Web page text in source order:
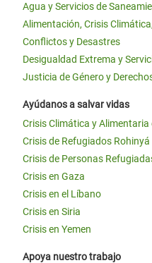
Agua y Servicios de
Alimentación, Crisis
Conflictos y Desastres
Desigualdad Extrema y
Justicia de Género y
Ayúdanos a salvar vidas
Crisis Climática y Alimentaria
Crisis de Refugiados
Crisis de Personas
Crisis en Gaza
Crisis en el Líbano
Crisis en Siria
Crisis en Yemen
Apoya nuestro trabajo